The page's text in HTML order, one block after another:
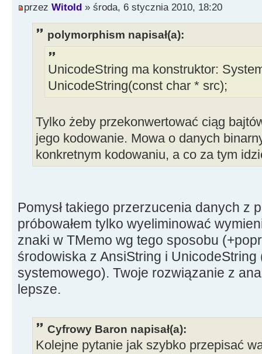
przez Witold » środa, 6 stycznia 2010, 18:20
polymorphism napisał(a):
UnicodeString ma konstruktor:
UnicodeString(const char * src);
Tylko żeby przekonwertować ciąg
jego kodowanie. Mowa o danych
konkretnym kodowaniu, a co za tym
Pomysł takiego przerzucenia danych z
próbowałem tylko wyeliminować
znaki w TMemo wg tego sposobu
środowiska z AnsiString i
systemowego). Twoje rozwiązanie z
lepsze.
Cyfrowy Baron napisał(a):
Kolejne pytanie jak szybko przepisać